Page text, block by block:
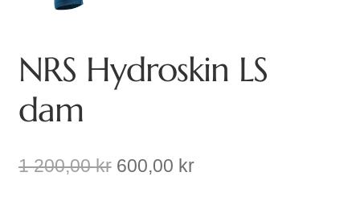
NRS Hydroskin LS
dam
1 200,00kr Det
600,00 krDet